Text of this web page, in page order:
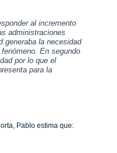
al incremento
administraciones
generaba la necesidad
En segundo
por lo que el
para la
Pablo estima que: